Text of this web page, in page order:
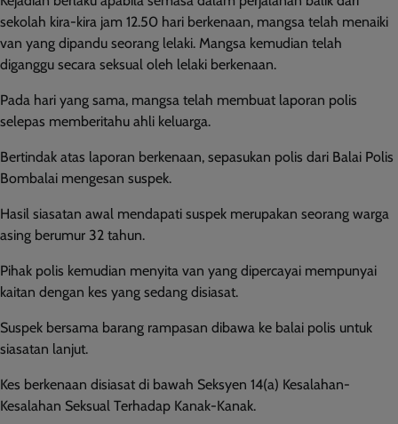
sekolah kira-kira jam 12.50 hari berkenaan, mangsa telah menaiki
van yang dipandu seorang lelaki. Mangsa kemudian telah
diganggu secara seksual oleh lelaki berkenaan.
Pada hari yang sama, mangsa telah membuat laporan polis
selepas memberitahu ahli keluarga.
Bertindak atas laporan berkenaan, sepasukan polis dari Balai Polis
Bombalai mengesan suspek.
Hasil siasatan awal mendapati suspek merupakan seorang warga
asing berumur 32 tahun.
Pihak polis kemudian menyita van yang dipercayai mempunyai
kaitan dengan kes yang sedang disiasat.
Suspek bersama barang rampasan dibawa ke balai polis untuk
siasatan lanjut.
Kes berkenaan disiasat di bawah Seksyen 14(a) Kesalahan-
Kesalahan Seksual Terhadap Kanak-Kanak.